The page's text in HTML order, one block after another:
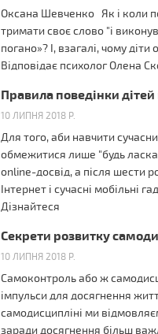
Оксана Шевченко Як і коли
тримати своє слово "і
погано»? І, взагалі, чому
Відповідає психолог Олена
Правила поведінки
10 ЛИПНЯ 2018 Р.
Для того, аби навчити
обмежитися лише "будь
online-досвід, а після шести
Інтернет і сучасні мобільні
Дізнайтеся
Секрети розвитку
10 ЛИПНЯ 2018 Р.
Самоконтроль або ж
імпульси для досягнення
самодисципліні ми
заради досягнення більш